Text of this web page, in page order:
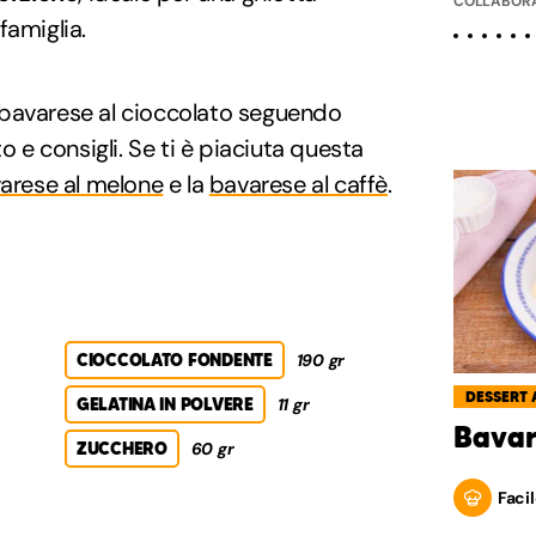
al cioccolato seguendo
e consigli. Se ti è piaciuta questa
al melonee la bavarese al caffè.
CIOCCOLATO FONDENTE 190 gr
GELATINA IN POLVERE 11 gr
ZUCCHERO 60 gr
DESSERT